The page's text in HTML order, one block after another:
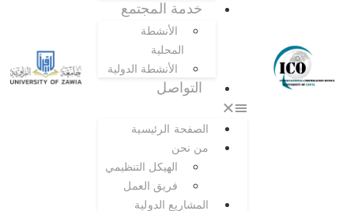
خدمة المجتمع
الأنشطة
المحلية
الأنشطة الدولية
التواصل
الصفحة الرئيسية
من نحن
الهيكل التنظيمي
فريق العمل
المشاريع الدولية